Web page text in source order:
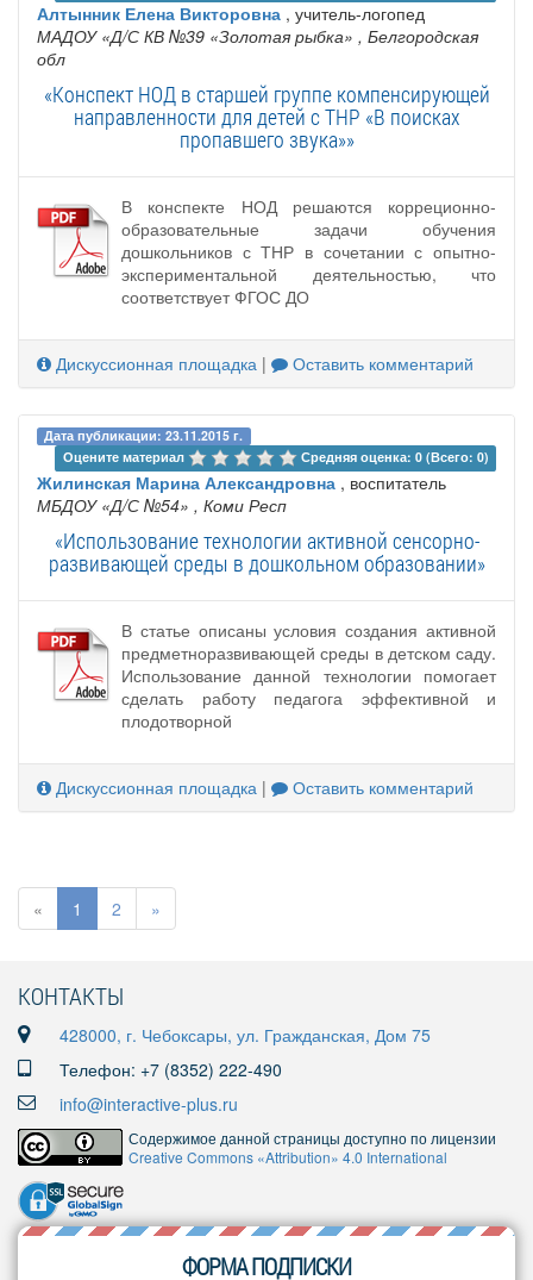
Алтынник Елена Викторовна , учитель-логопед
МАДОУ «Д/С КВ №39 «Золотая рыбка» , Белгородская
обл
«Конспект НОД в старшей группе компенсирующей
направленности для детей с ТНР «В поисках
пропавшего звука»»
В конспекте НОД решаются корреционно-
образовательные задачи обучения
дошкольников с ТНР в сочетании с опытно-
экспериментальной деятельностью, что
соответствует ФГОС ДО
Дискуссионная площадка | Оставить комментарий
Дата публикации: 23.11.2015 г.
Оцените материал
Средняя оценка: 0 (Всего: 0)
Жилинская Марина Александровна , воспитатель
МБДОУ «Д/С №54» , Коми Респ
«Использование технологии активной сенсорно-
развивающей среды в дошкольном образовании»
В статье описаны условия создания активной
предметноразвивающей среды в детском саду.
Использование данной технологии помогает
сделать работу педагога эффективной и
плодотворной
Дискуссионная площадка | Оставить комментарий
« 1 2 »
КОНТАКТЫ
428000, г. Чебоксары, ул. Гражданская, Дом 75
Телефон: +7 (8352) 222-490
info@interactive-plus.ru
Содержимое данной страницы доступно по лицензии
Creative Commons «Attribution» 4.0 International
ФОРМА ПОДПИСКИ